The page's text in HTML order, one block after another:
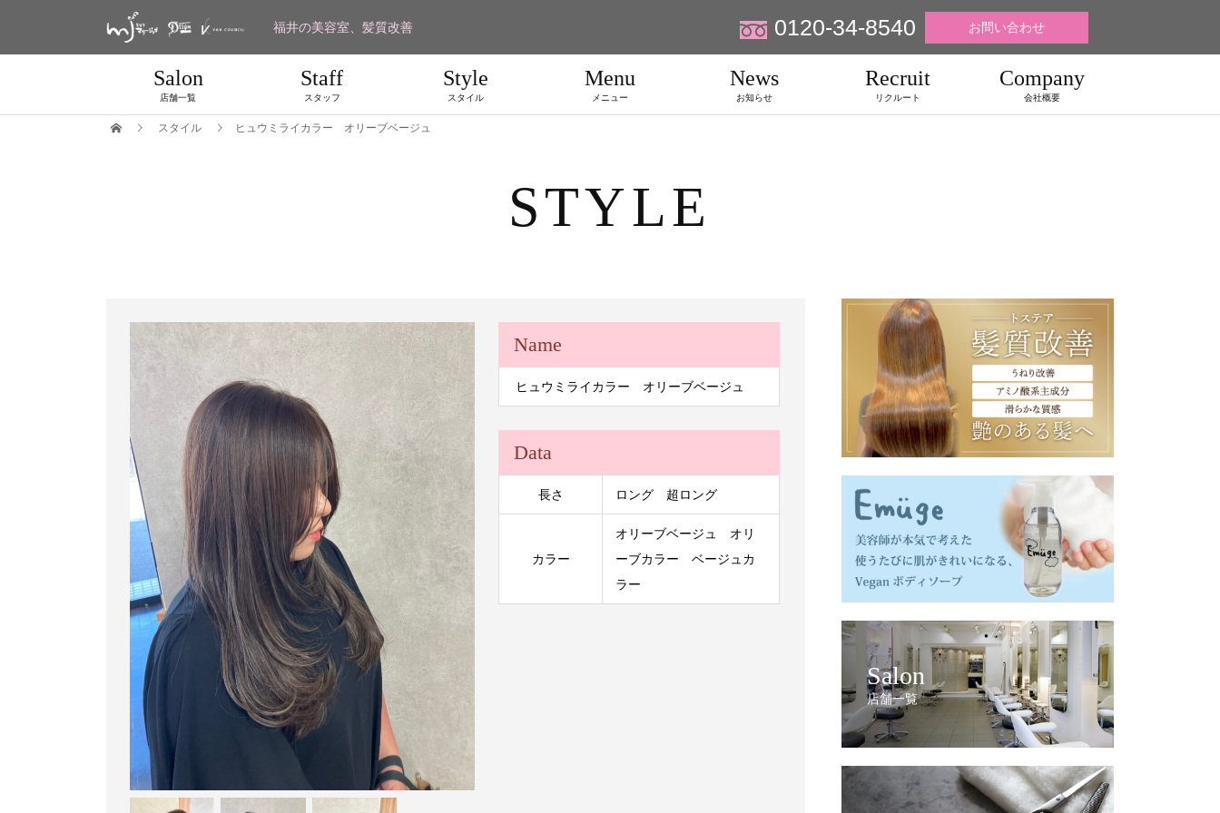
福井の美容室、髪質改善 0120-34-8540 お問い合わせ
Salon
店舗一覧
Staff
スタッフ
Style
スタイル
Menu
メニュー
News
お知らせ
Recruit
リクルート
Company
会社概要
スタイル ヒュウミライカラー オリーブベージュ
STYLE
Name
ヒュウミライカラー オリーブベージュ
Data
長さ ロング 超ロング
カラー
オリーブベージュ オリ
ーブカラー ベージュカ
ラー
Salon
店舗一覧